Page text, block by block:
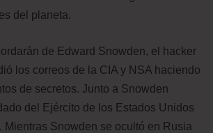
del planeta.
de Edward Snowden, el hacker
los correos de la CIA y NSA haciendo
de secretos. Junto a Snowden
del Ejército de los Estados Unidos
Mientras Snowden se ocultó en Rusia